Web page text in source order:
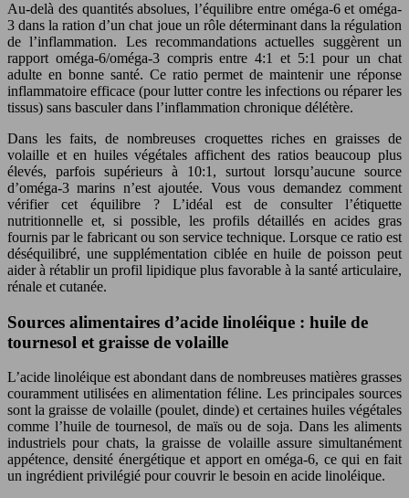
Au-delà des quantités absolues, l’équilibre entre oméga-6 et oméga-
3 dans la ration d’un chat joue un rôle déterminant dans la régulation
de l’inflammation. Les recommandations actuelles suggèrent un
rapport oméga-6/oméga-3 compris entre 4:1 et 5:1 pour un chat
adulte en bonne santé. Ce ratio permet de maintenir une réponse
inflammatoire efficace (pour lutter contre les infections ou réparer les
tissus) sans basculer dans l’inflammation chronique délétère.
Dans les faits, de nombreuses croquettes riches en graisses de
volaille et en huiles végétales affichent des ratios beaucoup plus
élevés, parfois supérieurs à 10:1, surtout lorsqu’aucune source
d’oméga-3 marins n’est ajoutée. Vous vous demandez comment
vérifier cet équilibre ? L’idéal est de consulter l’étiquette
nutritionnelle et, si possible, les profils détaillés en acides gras
fournis par le fabricant ou son service technique. Lorsque ce ratio est
déséquilibré, une supplémentation ciblée en huile de poisson peut
aider à rétablir un profil lipidique plus favorable à la santé articulaire,
rénale et cutanée.
Sources alimentaires d’acide linoléique : huile de
tournesol et graisse de volaille
L’acide linoléique est abondant dans de nombreuses matières grasses
couramment utilisées en alimentation féline. Les principales sources
sont la graisse de volaille (poulet, dinde) et certaines huiles végétales
comme l’huile de tournesol, de maïs ou de soja. Dans les aliments
industriels pour chats, la graisse de volaille assure simultanément
appétence, densité énergétique et apport en oméga-6, ce qui en fait
un ingrédient privilégié pour couvrir le besoin en acide linoléique.